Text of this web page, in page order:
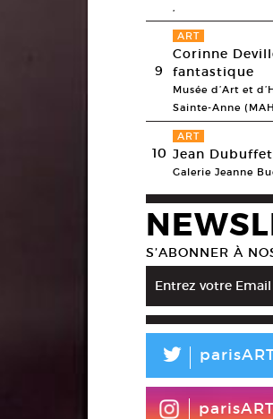
,
9
ART
Corinne
fantastique
Musée d’Art et
Sainte-Anne
10
ART
Jean Dubuffet
Galerie Jeanne
S’ABONNER À
L